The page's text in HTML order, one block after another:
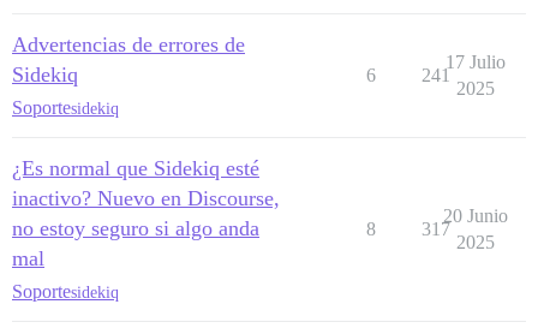
Advertencias de errores de
Sidekiq
Soportesidekiq
6 241
17 Julio
2025
¿Es normal que Sidekiq esté
inactivo? Nuevo en Discourse,
no estoy seguro si algo anda
mal
Soportesidekiq
8 317
20 Junio
2025